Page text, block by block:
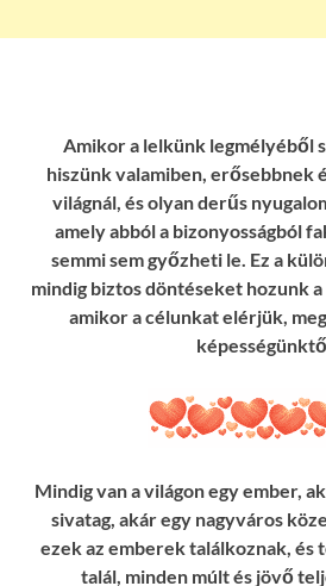
Amikor a lelkünk legmélyéből
hiszünk valamiben, erősebbnek
világnál, és olyan derűs
amely abból a bizonyosságból
semmi sem győzheti le. Ez a
mindig biztos döntéseket hozunk
amikor a célunkat elérjük,
Mindig van a világon egy ember,
sivatag, akár egy nagyváros
ezek az emberek találkoznak, és
talál, minden múlt és jövő